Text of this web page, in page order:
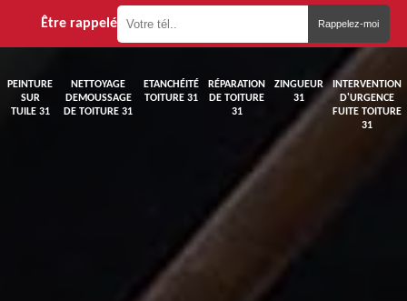
Être rappelé
PEINTURE
SUR
TUILE 31
NETTOYAGE
DEMOUSSAGE
DE TOITURE 31
ETANCHÉITÉ
TOITURE 31
RÉPARATION
DE TOITURE
31
ZINGUEUR
31
INTERVENTION
D'URGENCE
FUITE TOITURE
31